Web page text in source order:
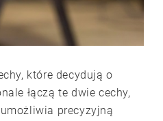
które decydują o
łączą te dwie cechy,
precyzyjną